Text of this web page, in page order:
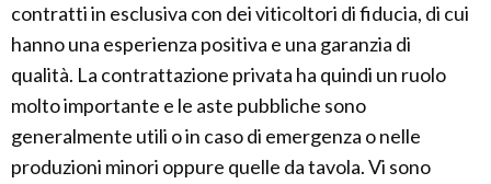
contratti in esclusiva con dei viticoltori di fiducia, di cui
hanno una esperienza positiva e una garanzia di
qualità. La contrattazione privata ha quindi un ruolo
molto importante e le aste pubbliche sono
generalmente utili o in caso di emergenza o nelle
produzioni minori oppure quelle da tavola. Vi sono